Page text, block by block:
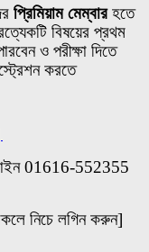
প্রিমিয়াম মেম্বারহতে
বিষয়ের প্রথম
ও পরীক্ষা দিতে
করতে
01616-552355
নিচে লগিন করুন]